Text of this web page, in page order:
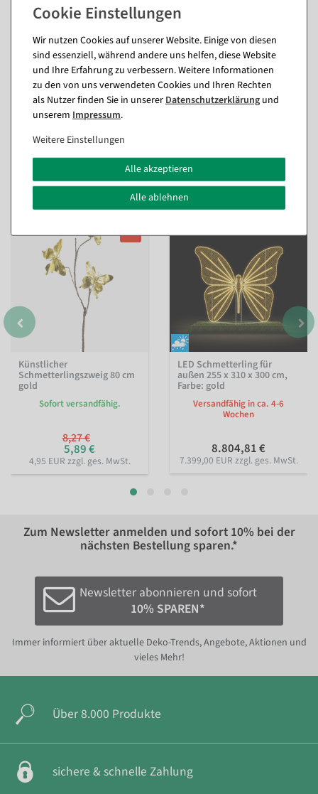
Passende Artikel zu diesem Produkt
Perlonfaden 100 m, 25 kg Reißkraft
+9,46 €(inkl. ges. MwSt.)
Passende Artikel zu diesem Produkt
(8)
%
Künstlicher
Schmetterlingszweig 80 cm
gold
Sofort versandfähig.
8,27 €
5,89 €
4,95 EUR zzgl. ges. MwSt.
LED Schmetterling für
außen 255 x 310 x 300 cm,
Farbe: gold
Versandfähig in ca. 4-6
Wochen
8.804,81 €
7.399,00 EUR zzgl. ges. MwSt.
Zum Newsletter anmelden und sofort 10% bei der
nächsten Bestellung sparen.*
Newsletter abonnieren und sofort
10% SPAREN*
Immer informiert über aktuelle Deko-Trends, Angebote, Aktionen und
vieles Mehr!
Über 8.000 Produkte
sichere & schnelle Zahlung
Wir nutzen Cookies auf unserer Website. Einige von diesen
sind essenziell, während andere uns helfen, diese Website
und Ihre Erfahrung zu verbessern. Weitere Informationen
zu den von uns verwendeten Cookies und Ihren Rechten
als Nutzer finden Sie in unsererDaten­schutz­erklärung und
unserem Impressum.
Weitere Einstellungen
Alle akzeptieren
Alle ablehnen